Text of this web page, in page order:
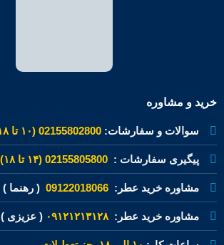
خرید و مشاوره
سوالات و سفارشات: 02155802800 (۱۰ تا ۱۸)
پیگیری سفارشات : 02155805800 (۱۴ تا ۱۸)
مشاوره خرید عطر: 09122018066 ( رهنما )
مشاوره خرید عطر:۰۹۱۲۱۲۱۳۱۲۸ ( عزیزی )